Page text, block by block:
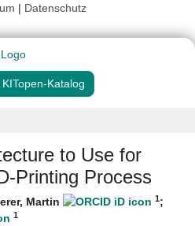
| Datenschutz
Katalog
to Use for
Printing Process
Martin 1;
1